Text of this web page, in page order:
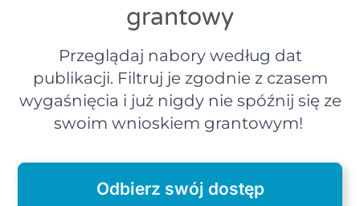
grantowy
Przeglądaj nabory według dat
publikacji. Filtruj je zgodnie z czasem
wygaśnięcia i już nigdy nie spóźnij się ze
swoim wnioskiem grantowym!
Odbierz swój dostęp